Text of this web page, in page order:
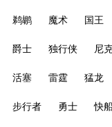
鹈鹕 魔术 国王
爵士 独行侠 尼
活塞 雷霆 猛龙
步行者 勇士 快